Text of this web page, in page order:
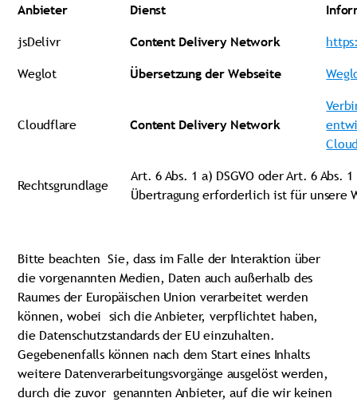
Anbieter
Dienst
jsDelivr
Content Delivery Network
Weglot
Übersetzung der Webseite
Cloudflare Content Delivery Network
Rechtsgrundlage
Art. 6 Abs. 1 a) DSGVO oder Art. 6 Abs.
Übertragung erforderlich ist für unsere
Bitte beachten Sie, dass im Falle der Interaktion über
die vorgenannten Medien, Daten auch außerhalb des
Raumes der Europäischen Union verarbeitet werden
können, wobei sich die Anbieter, verpflichtet haben,
die Datenschutzstandards der EU einzuhalten.
Gegebenenfalls können nach dem Start eines Inhalts
weitere Datenverarbeitungsvorgänge ausgelöst werden,
durch die zuvor genannten Anbieter, auf die wir keinen